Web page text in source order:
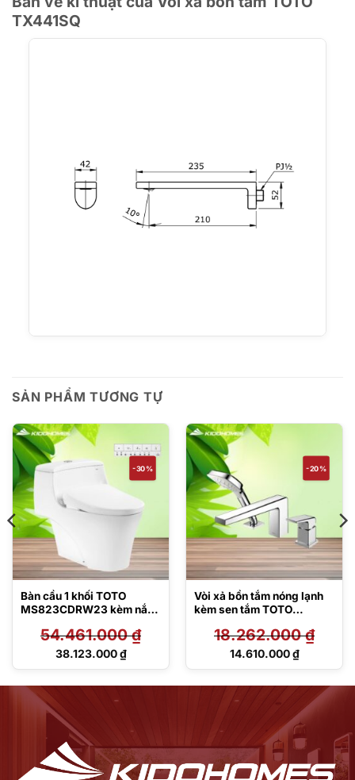
TX441SQ
SẢN PHẨM TƯƠNG TỰ
-30%
Bàn cầu 1 khối TOTO
MS823CDRW23 kèm nắp
54.461.000₫
Giá
38.123.000₫
Giá
-20%
Vòi xả bồn tắm nóng lạnh
kèm sen tắm TOTO
18.262.000₫
Giá
18.262.000 ₫.
14.610.000₫
Giá
14.610.000 ₫.